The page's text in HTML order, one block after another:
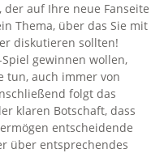
auf Ihre neue Fanseite
Thema, über das Sie mit
diskutieren sollten!
gewinnen wollen,
tun, auch immer von
folgt das
klaren Botschaft, dass
entscheidende
über entsprechendes